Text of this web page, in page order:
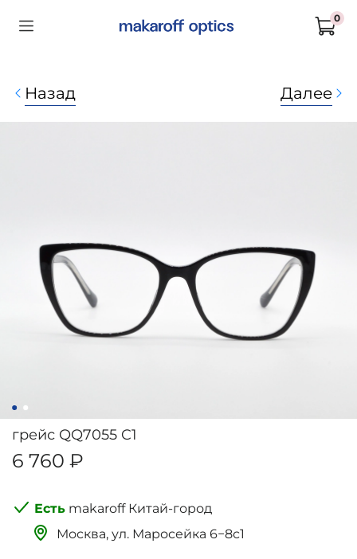
0
Назад Далее
грейс QQ7055 C1
6 760 ₽
makaroff Китай-город
Москва, ‌‌‌‌ул. Маросейка 6−8с1